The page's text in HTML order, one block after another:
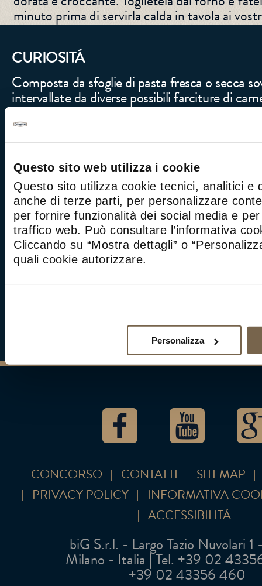
Questo sito web utilizza i cookie
Questo sito utilizza cookie tecnici, analitici e
anche di terze parti, per personalizzare
per fornire funzionalità dei social media e
traffico web. Può consultare l’informativa
Cliccando su “Mostra dettagli” o
quali cookie autorizzare.
Personalizza
minuto prima di servirla calda in tavola ai
CURIOSITÁ
Composta da sfoglie di pasta fresca o secca
intervallate da diverse possibili farciture di
le lasagne sono diventate oggigiorno un piatto
ricettari di tutte le regioni italiane.
cremosa dal gusto fresco e primaverile,
Gli interpreti necessari per la farcitura di
gli asparagi, ortaggio coltivato o selvatico
succulenta ed il Taleggio DOP, formaggio
deciso e pungente in grado di dare al vostro
che fa la differenza.
presta ad ogni occasione, dalla semplice cena
gusti più esigenti e sofisticati!
CONCORSO CONTATTI
SITEMAP
PRIVACY POLICY
INFORMATIVA
ACCESSIBILITÀ
biG S.r.l. - Largo Tazio Nuvolari
Milano - Italia | Tel. +39 02 43356
+39 02 43356 460